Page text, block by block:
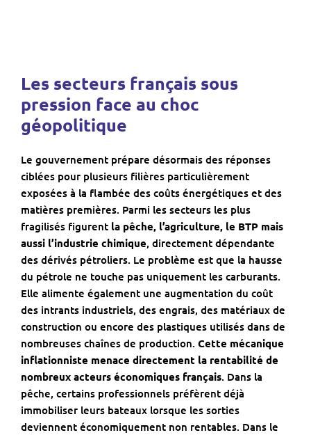
Les secteurs français sous
pression face au choc
géopolitique
Le gouvernement prépare désormais des réponses
ciblées pour plusieurs filières particulièrement
exposées à la flambée des coûts énergétiques et des
matières premières. Parmi les secteurs les plus
fragilisés figurent la pêche, l’agriculture, le BTP mais
aussi l’industrie chimique, directement dépendante
des dérivés pétroliers. Le problème est que la hausse
du pétrole ne touche pas uniquement les carburants.
Elle alimente également une augmentation du coût
des intrants industriels, des engrais, des matériaux de
construction ou encore des plastiques utilisés dans de
nombreuses chaînes de production. Cette mécanique
inflationniste menace directement la rentabilité de
nombreux acteurs économiques français. Dans la
pêche, certains professionnels préfèrent déjà
immobiliser leurs bateaux lorsque les sorties
deviennent économiquement non rentables. Dans le